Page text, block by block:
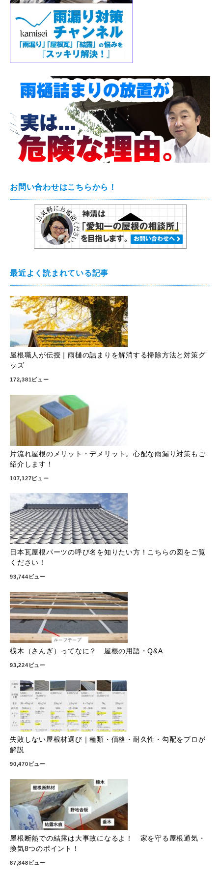
お問い合わせはこちらから！
最近よく読まれている記事
屋根職人が伝授｜雨樋の詰まりを解消する掃除方法と対策グ
ッズ
172,381ビュー
片流れ屋根のメリット・デメリット。心配な雨漏り対策もご
紹介します！
107,127ビュー
日本瓦屋根パーツの呼び名を知りたい方！こちらの図をご覧
ください！
93,744ビュー
桟木（さんぎ）ってなに？ 屋根の用語・Q&A
93,224ビュー
失敗しない屋根材選び｜種類・価格・耐久性・勾配をプロが
解説
90,470ビュー
屋根断熱での結露は大事故になるよ！ 家を守る屋根通気・
換気8つのポイント！
87,848ビュー